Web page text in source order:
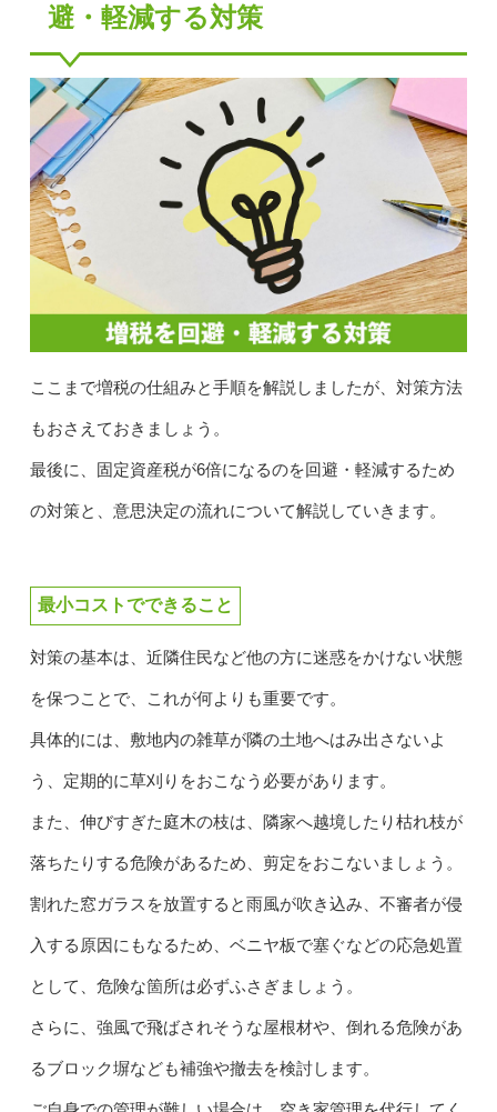
避・軽減する対策
ここまで増税の仕組みと手順を解説しましたが、対策方法
もおさえておきましょう。
最後に、固定資産税が6倍になるのを回避・軽減するため
の対策と、意思決定の流れについて解説していきます。
最小コストでできること
対策の基本は、近隣住民など他の方に迷惑をかけない状態
を保つことで、これが何よりも重要です。
具体的には、敷地内の雑草が隣の土地へはみ出さないよ
う、定期的に草刈りをおこなう必要があります。
また、伸びすぎた庭木の枝は、隣家へ越境したり枯れ枝が
落ちたりする危険があるため、剪定をおこないましょう。
割れた窓ガラスを放置すると雨風が吹き込み、不審者が侵
入する原因にもなるため、ベニヤ板で塞ぐなどの応急処置
として、危険な箇所は必ずふさぎましょう。
さらに、強風で飛ばされそうな屋根材や、倒れる危険があ
るブロック塀なども補強や撤去を検討します。